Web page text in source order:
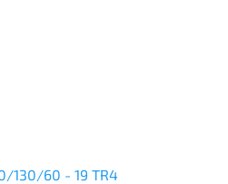
130/60 - 19 TR4